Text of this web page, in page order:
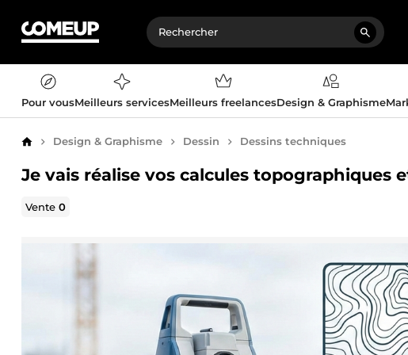
Pour vousMeilleurs servicesMeilleurs freelancesDesign & Graphisme
AccueilDesign & Graphisme Dessin Dessins techniques
Je vais réalise vos calcules topographiques
Vente0